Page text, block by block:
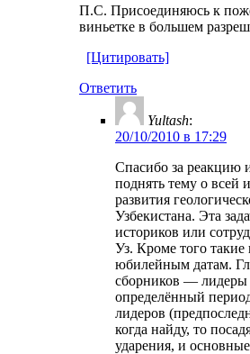
П.С. Присоединяюсь к
виньетке в большем
[Цитировать]
Ответить
Yultash:
20/10/2010 в 17:29
Спасибо за реакцию
поднять тему о всей
развития
Узбекистана. Эта
историков или
Уз. Кроме того
юбилейным датам. Гл
сборников —
определённый
лидеров
когда найду, то
ударения, и